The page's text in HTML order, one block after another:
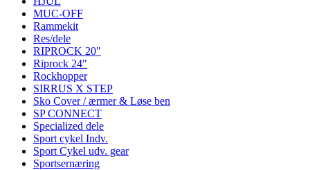
MUC-OFF
Rammekit
Res/dele
RIPROCK 20"
Riprock 24"
Rockhopper
SIRRUS X STEP
Sko Cover / ærmer & Løse ben
SP CONNECT
Specialized dele
Sport cykel Indv.
Sport Cykel udv. gear
Sportsernæring